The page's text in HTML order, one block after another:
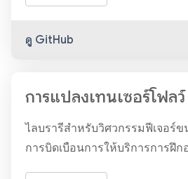
ดู GitHub
การแปลงเทนเซอร์โฟลว์
ไลบรารีสำหรับวิศวกรรมฟีเจอร์
การบิดเบือนการให้บริการการฝึก